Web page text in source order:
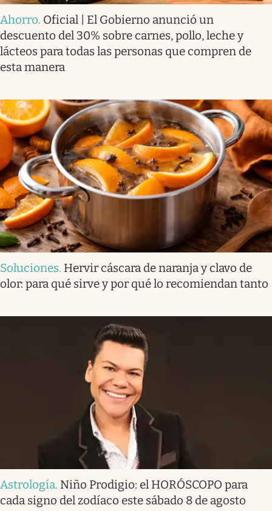
Ahorro. Oficial | El Gobierno anunció un
descuento del 30% sobre carnes, pollo, leche y
lácteos para todas las personas que compren de
esta manera
Soluciones. Hervir cáscara de naranja y clavo de
olor: para qué sirve y por qué lo recomiendan tanto
Astrología. Niño Prodigio: el HORÓSCOPO para
cada signo del zodíaco este sábado 8 de agosto